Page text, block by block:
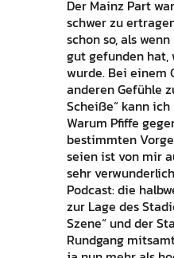
Der Mainz Part
schwer zu
schon so, als
gut gefunden hat,
wurde. Bei einem
anderen Gefühle
Scheiße“ kann
Warum Pfiffe
bestimmten
seien ist von mir
sehr
Podcast: die
zur Lage des
Szene“ und der
Rundgang